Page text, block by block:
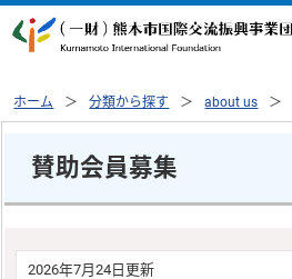
ホーム 分類から探す about us
賛助会員募集
2026年7月24日更新